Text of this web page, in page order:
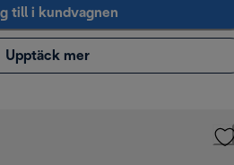
till i kundvagnen
Upptäck mer